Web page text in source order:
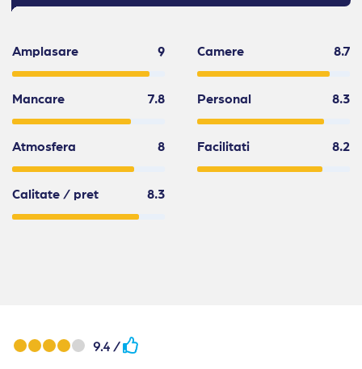
Amplasare 9 Camere 8.7
Mancare 7.8 Personal 8.3
Atmosfera 8 Facilitati 8.2
Calitate / pret 8.3
9.4 /